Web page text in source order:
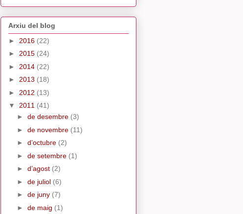
Arxiu del blog
► 2016 (22)
► 2015 (24)
► 2014 (22)
► 2013 (18)
► 2012 (13)
▼ 2011 (41)
► de desembre (3)
► de novembre (11)
► d’octubre (2)
► de setembre (1)
► d’agost (2)
► de juliol (6)
► de juny (7)
► de maig (1)